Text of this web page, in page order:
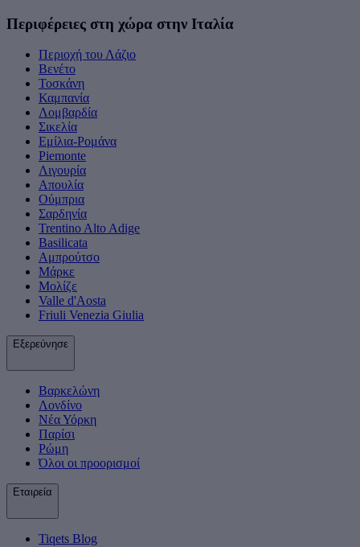
Περιφέρειες στη χώρα στην Ιταλία
Περιοχή του Λάζιο
Βενέτο
Τοσκάνη
Καμπανία
Λομβαρδία
Σικελία
Εμίλια-Ρομάνα
Piemonte
Λιγουρία
Απουλία
Ούμπρια
Σαρδηνία
Trentino Alto Adige
Basilicata
Αμπρούτσο
Μάρκε
Μολίζε
Valle d'Aosta
Friuli Venezia Giulia
Εξερεύνησε
Βαρκελώνη
Λονδίνο
Νέα Υόρκη
Παρίσι
Ρώμη
Όλοι οι προορισμοί
Εταιρεία
Tiqets Βlog